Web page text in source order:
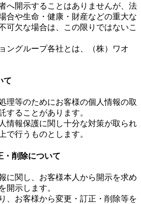
へ開示することはありませんが、法
合や生命・健康・財産などの重大な
可欠な場合は、この限りではないこ
ングループ各社とは、（株）ワオ
て
理等のためにお客様の個人情報の取
することがあります。
情報保護に関し十分な対策が取られ
で行うものとします。
・削除について
に関し、お客様本人から開示を求め
開示します。
、お客様から変更・訂正・削除等を